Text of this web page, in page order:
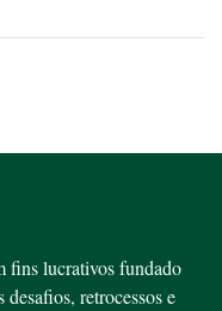
fins lucrativos fundado
retrocessos e